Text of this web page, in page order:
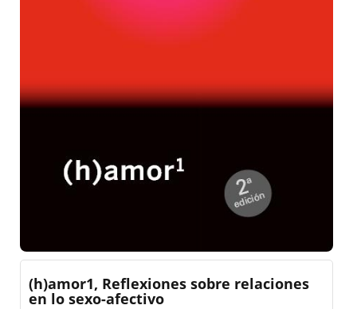
(h)amor1, Reflexiones sobre relaciones
en lo sexo-afectivo